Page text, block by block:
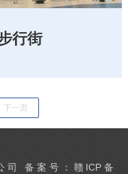
行街
下一页
司 备案号： 赣ICP备